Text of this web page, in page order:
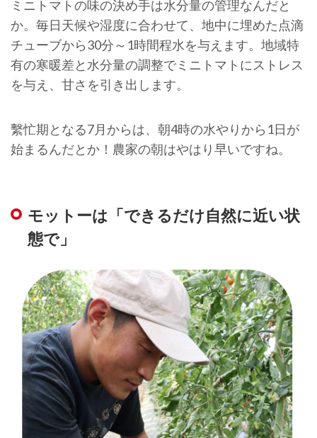
ミニトマトの味の決め手は水分量の管理なんだと
か。毎日天候や湿度に合わせて、地中に埋めた点滴
チューブから30分～1時間程水を与えます。地域特
有の寒暖差と水分量の調整でミニトマトにストレス
を与え、甘さを引き出します。
繫忙期となる7月からは、朝4時の水やりから1日が
始まるんだとか！農家の朝はやはり早いですね。
モットーは「できるだけ自然に近い状
態で」